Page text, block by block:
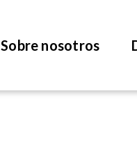
Sobre nosotros